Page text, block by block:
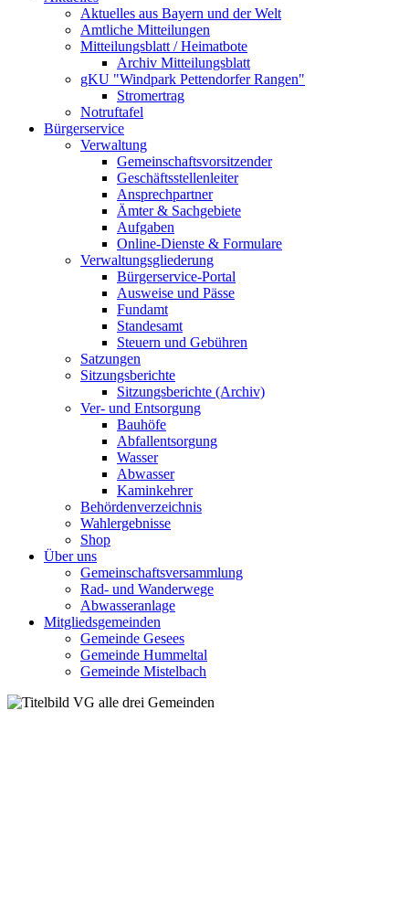
Aktuelles aus Bayern und der Welt
Amtliche Mitteilungen
Mitteilungsblatt / Heimatbote
Archiv Mitteilungsblatt
gKU "Windpark Pettendorfer Rangen"
Stromertrag
Notruftafel
Bürgerservice
Verwaltung
Gemeinschaftsvorsitzender
Geschäftsstellenleiter
Ansprechpartner
Ämter & Sachgebiete
Aufgaben
Online-Dienste & Formulare
Verwaltungsgliederung
Bürgerservice-Portal
Ausweise und Pässe
Fundamt
Standesamt
Steuern und Gebühren
Satzungen
Sitzungsberichte
Sitzungsberichte (Archiv)
Ver- und Entsorgung
Bauhöfe
Abfallentsorgung
Wasser
Abwasser
Kaminkehrer
Behördenverzeichnis
Wahlergebnisse
Shop
Über uns
Gemeinschaftsversammlung
Rad- und Wanderwege
Abwasseranlage
Mitgliedsgemeinden
Gemeinde Gesees
Gemeinde Hummeltal
Gemeinde Mistelbach